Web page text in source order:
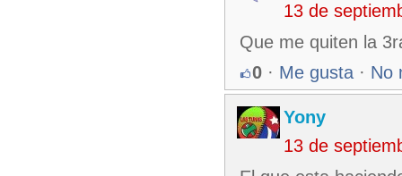
13 de
Que me quiten la
0 · Me gusta · No
Yony
13 de